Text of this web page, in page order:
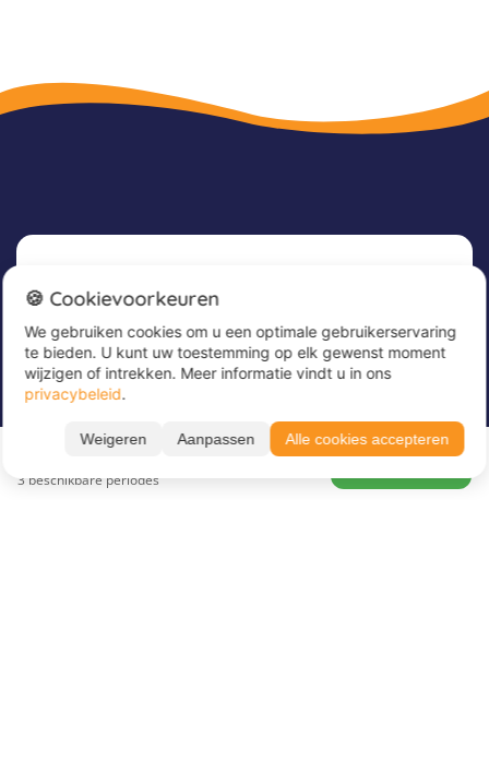
Vanaf 210 €
3 beschikbare periodes
BOEK NU
Nieuwsbrief
Meld u nu aan voor onze nieuwsbrief om
geweldige aanbiedingen te ontvangen en op de
hoogte te blijven!
Voer hier uw e-mailadres in*
🍪 Cookievoorkeuren
We gebruiken cookies om u een optimale gebruikerservaring
te bieden. U kunt uw toestemming op elk gewenst moment
wijzigen of intrekken. Meer informatie vindt u in ons
privacybeleid.
Weigeren Aanpassen Alle cookies accepteren